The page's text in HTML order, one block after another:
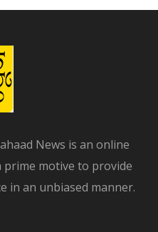
News is an online
prime motive to provide
in an unbiased manner.